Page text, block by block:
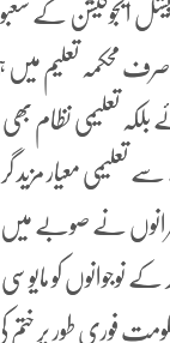
ایجوکیشن کے
نظام بھی
تعلیمی معیار
نے صوبے
نوجوانوں کو
فوری طور پر ختم